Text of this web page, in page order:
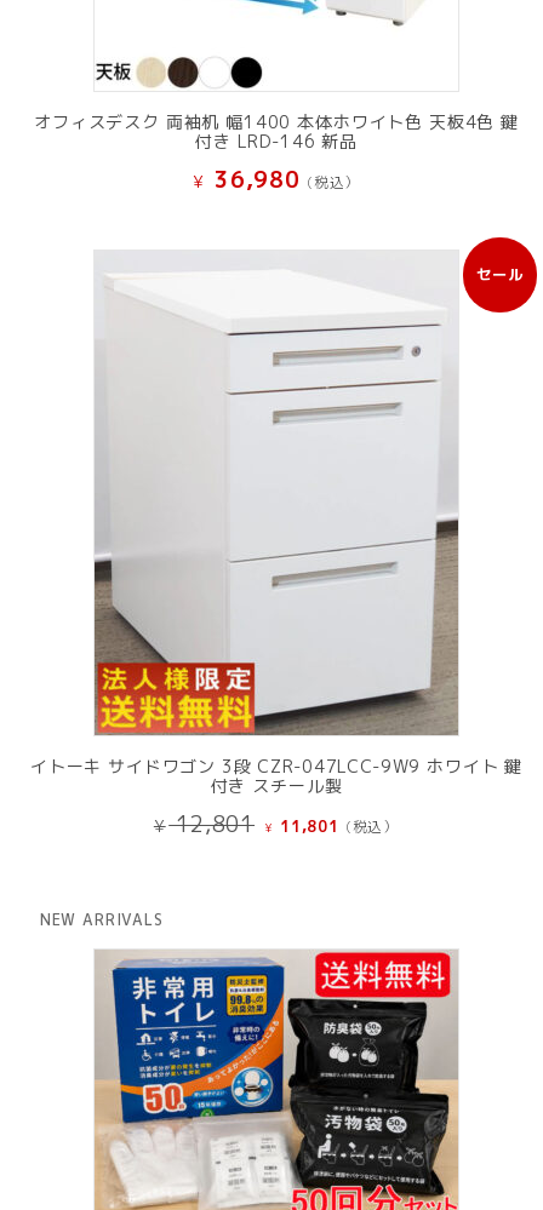
オフィスデスク 両袖机 幅1400 本体ホワイト色 天板4色 鍵
付き LRD-146 新品
¥ 36,980 (税込）
セール
販
売
イトーキ サイドワゴン 3段 CZR-047LCC-9W9 ホワイト 鍵
付き スチール製
¥12,801 元
で
し
た。
¥ 11,801 現
¥ 11,801
で
す。
(税込）
NEW ARRIVALS